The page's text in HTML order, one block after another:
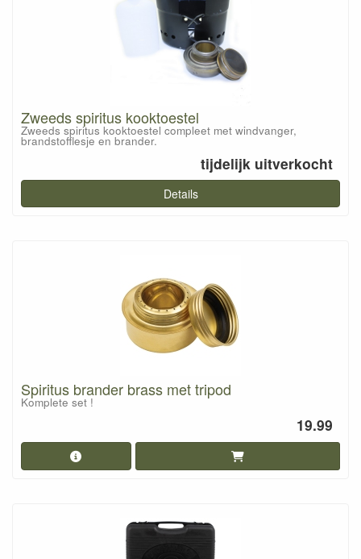
Zweeds spiritus kooktoestel
Zweeds spiritus kooktoestel compleet met windvanger,
brandstofflesje en brander.
tijdelijk uitverkocht
Details
Spiritus brander brass met tripod
Komplete set !
19.99